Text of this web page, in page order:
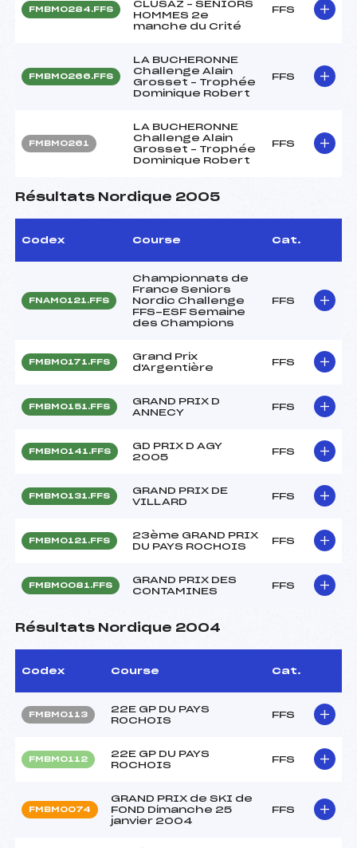
FMBM0284.FFS
CLUSAZ – SENIORS
HOMMES 2e
manche du Crité
FFS
FMBM0266.FFS
LA BUCHERONNE
Challenge Alain
Grosset – Trophée
Dominique Robert
FFS
FMBM0261
LA BUCHERONNE
Challenge Alain
Grosset – Trophée
Dominique Robert
FFS
Résultats Nordique 2005
Codex Course Cat.
FNAM0121.FFS
Championnats de
France Seniors
Nordic Challenge
FFS-ESF Semaine
des Champions
FFS
FMBM0171.FFS
Grand Prix
d'Argentière
FFS
FMBM0151.FFS
GRAND PRIX D
ANNECY
FFS
FMBM0141.FFS
GD PRIX D AGY
2005
FFS
FMBM0131.FFS
GRAND PRIX DE
VILLARD
FFS
FMBM0121.FFS
23ème GRAND PRIX
DU PAYS ROCHOIS
FFS
FMBM0081.FFS
GRAND PRIX DES
CONTAMINES
FFS
Résultats Nordique 2004
Codex Course Cat.
FMBM0113
22E GP DU PAYS
ROCHOIS
FFS
FMBM0112
22E GP DU PAYS
ROCHOIS
FFS
FMBM0074
GRAND PRIX de SKI de
FOND Dimanche 25
janvier 2004
FFS